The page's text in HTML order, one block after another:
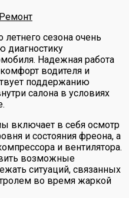
Ремонт
сезона очень
диагностику
Надежная работа
водителя и
поддержанию
салона в условиях
включает в себя осмотр
и состояния фреона, а
и вентилятора.
возможные
ситуаций, связанных
во время жаркой